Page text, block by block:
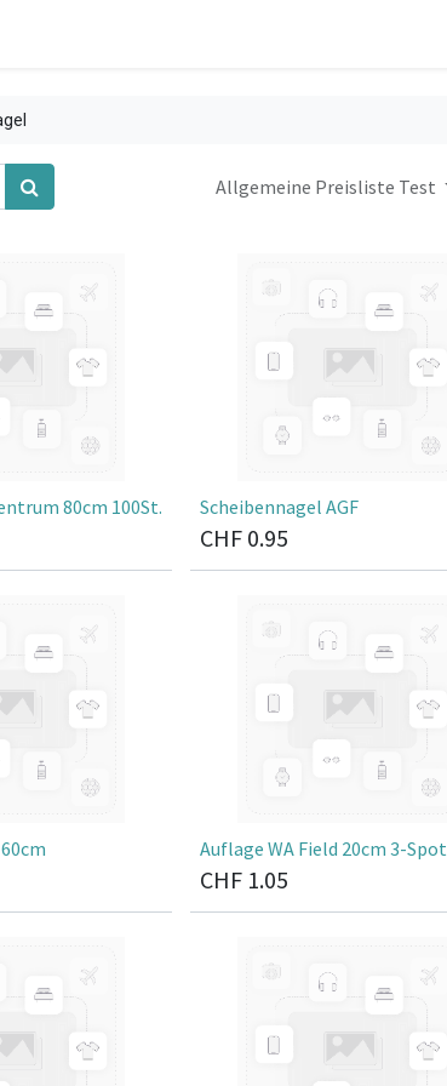
Allgemeine Preisliste Test
80cm 100St. Scheibennagel AGF
CHF 0.95
Auflage WA Field 20cm 3-Spot
CHF 1.05